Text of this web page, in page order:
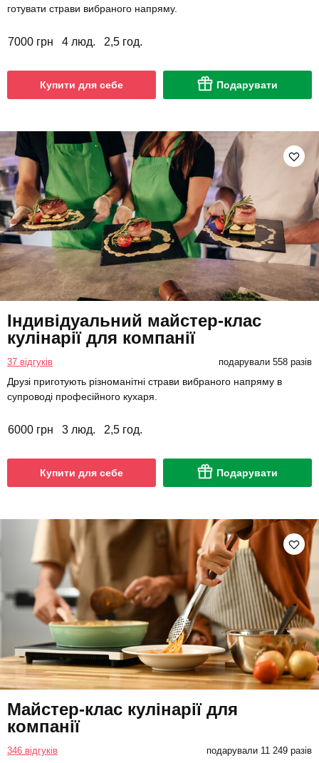
готувати страви вибраного напряму.
7000 грн 4 люд. 2,5 год.
Купити для себе Подарувати
Індивідуальний майстер-клас
кулінарії для компанії
37 відгуків подарували 558 разів
Друзі приготують різноманітні страви вибраного напряму в
супроводі професійного кухаря.
6000 грн 3 люд. 2,5 год.
Купити для себе Подарувати
Майстер-клас кулінарії для
компанії
346 відгуків подарували 11 249 разів